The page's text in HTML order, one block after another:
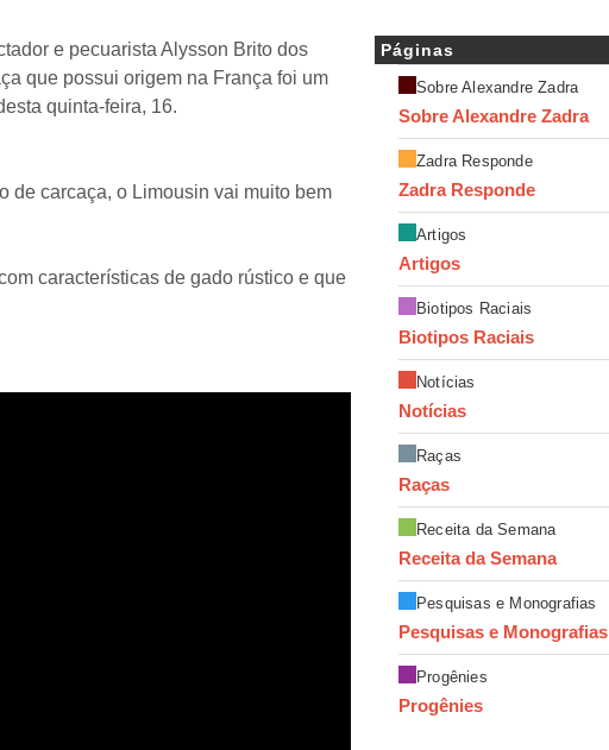
e pecuarista Alysson Brito dos
que possui origem na França foi um
quinta-feira, 16.
de carcaça, o Limousin vai muito bem
características de gado rústico e que
Páginas
Sobre Alexandre Zadra
Sobre Alexandre Zadra
Zadra Responde
Zadra Responde
Artigos
Artigos
Biotipos Raciais
Biotipos Raciais
Notícias
Notícias
Raças
Raças
Receita da Semana
Receita da Semana
Pesquisas e Monografias
Pesquisas e Monografias
Progênies
Progênies